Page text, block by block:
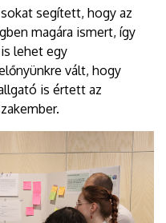
segített, hogy az
magára ismert, így
lehet egy
vált, hogy
is értett az